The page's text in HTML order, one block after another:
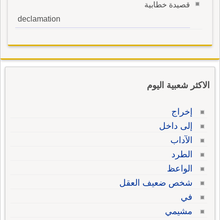
قصيدة خطابية
declamation
الاكثر شعبية اليوم
إخراج
إلى داخل
الآداب
الطرد
الواعظ
شخص ضعيف العقل
في
مشيمي